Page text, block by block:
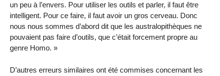
un peu à l’envers. Pour utiliser les outils et parler, il faut être
intelligent. Pour ce faire, il faut avoir un gros cerveau. Donc
nous nous sommes d’abord dit que les australopithèques ne
pouvaient pas faire d’outils, que c’était forcement propre au
genre Homo. »
D’autres erreurs similaires ont été commises concernant les